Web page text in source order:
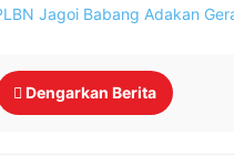
Dengarkan Berita